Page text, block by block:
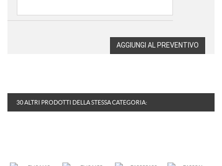
AGGIUNGI AL PREVENTIVO
30 ALTRI PRODOTTI DELLA STESSA CATEGORIA: